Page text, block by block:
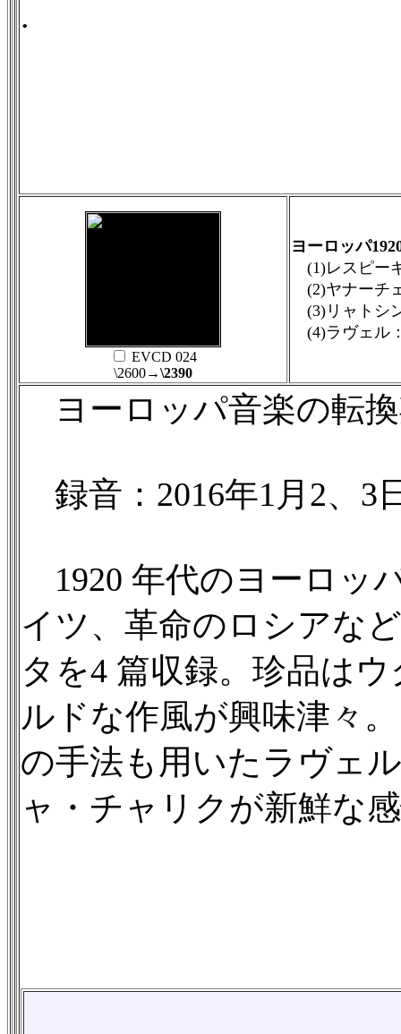
.
EVCD 024
\2600→\2390
ヨーロッパ
(1)レスピー
(2)ヤナーチ
(3)リャトシ
(4)ラヴェル
ヨーロッパ音楽の転
録音：2016年1月2、3
1920 年代のヨーロッ
イツ、革命のロシアな
タを4 篇収録。珍品は
ルドな作風が興味津々
の手法も用いたラヴェ
ャ・チャリクが新鮮な